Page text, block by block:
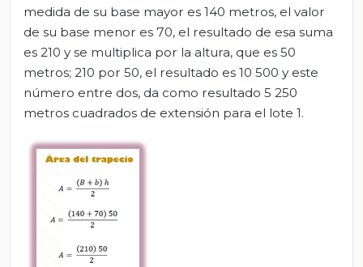
medida de su base mayor es 140 metros, el valor
de su base menor es 70, el resultado de esa suma
es 210 y se multiplica por la altura, que es 50
metros; 210 por 50, el resultado es 10 500 y este
número entre dos, da como resultado 5 250
metros cuadrados de extensión para el lote 1.